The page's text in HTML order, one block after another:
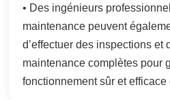
• Des ingénieurs
maintenance peuvent
d’effectuer des inspections et
maintenance complètes pour
fonctionnement sûr et efficace